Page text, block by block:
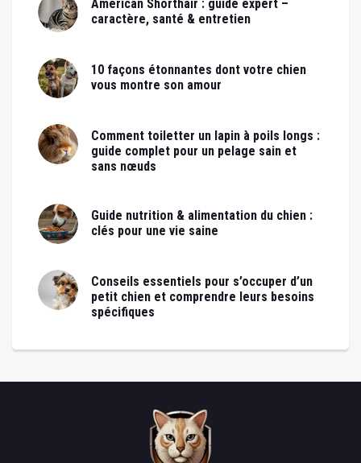
American Shorthair : guide expert –
caractère, santé & entretien
10 façons étonnantes dont votre chien
vous montre son amour
Comment toiletter un lapin à poils longs :
guide complet pour un pelage sain et
sans nœuds
Guide nutrition & alimentation du chien :
clés pour une vie saine
Conseils essentiels pour s’occuper d’un
petit chien et comprendre leurs besoins
spécifiques